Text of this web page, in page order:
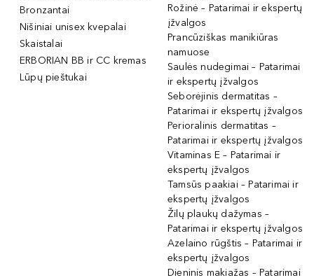
Bronzantai
Nišiniai unisex kvepalai
Skaistalai
ERBORIAN BB ir CC kremas
Lūpų pieštukai
Rožinė – Patarimai ir ekspertų
įžvalgos
Prancūziškas manikiūras
namuose
Saulės nudegimai – Patarimai
ir ekspertų įžvalgos
Seborėjinis dermatitas –
Patarimai ir ekspertų įžvalgos
Perioralinis dermatitas –
Patarimai ir ekspertų įžvalgos
Vitaminas E – Patarimai ir
ekspertų įžvalgos
Tamsūs paakiai – Patarimai ir
ekspertų įžvalgos
Žilų plaukų dažymas –
Patarimai ir ekspertų įžvalgos
Azelaino rūgštis – Patarimai ir
ekspertų įžvalgos
Dieninis makiažas – Patarimai